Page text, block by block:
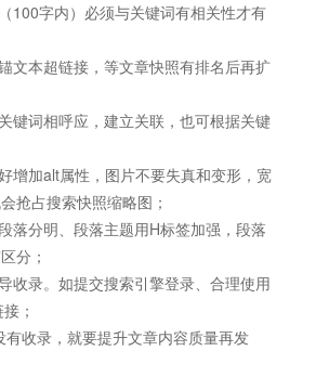
100字内）必须与关键词有相关性才有
文本超链接，等文章快照有排名后再扩
键词相呼应，建立关联，也可根据关键
增加alt属性，图片不要失真和变形，宽
抢占搜索快照缩略图；
落分明、段落主题用H标签加强，段落
分；
收录。如提交搜索引擎登录、合理使用
；
收录，就要提升文章内容质量再发